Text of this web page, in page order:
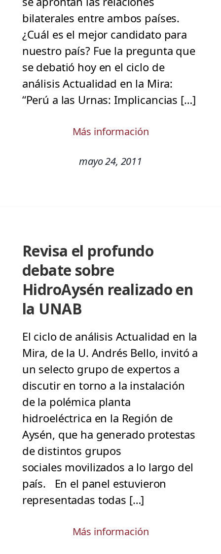
bilaterales entre ambos países.
¿Cuál es el mejor candidato para
nuestro país? Fue la pregunta que
se debatió hoy en el ciclo de
análisis Actualidad en la Mira:
“Perú a las Urnas: Implicancias […]
Más información
mayo 24, 2011
Revisa el profundo
debate sobre
HidroAysén realizado en
la UNAB
El ciclo de análisis Actualidad en la
Mira, de la U. Andrés Bello, invitó a
un selecto grupo de expertos a
discutir en torno a la instalación
de la polémica planta
hidroeléctrica en la Región de
Aysén, que ha generado protestas
de distintos grupos
sociales movilizados a lo largo del
país. En el panel estuvieron
representadas todas […]
Más información